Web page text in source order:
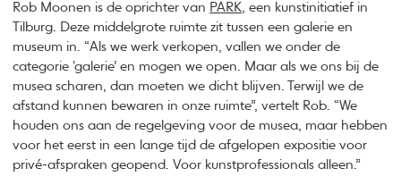
Rob Moonen is de oprichter van PARK, een kunstinitiatief in
Tilburg. Deze middelgrote ruimte zit tussen een galerie en
museum in. “Als we werk verkopen, vallen we onder de
categorie ‘galerie’ en mogen we open. Maar als we ons bij de
musea scharen, dan moeten we dicht blijven. Terwijl we de
afstand kunnen bewaren in onze ruimte”, vertelt Rob. “We
houden ons aan de regelgeving voor de musea, maar hebben
voor het eerst in een lange tijd de afgelopen expositie voor
privé-afspraken geopend. Voor kunstprofessionals alleen.”